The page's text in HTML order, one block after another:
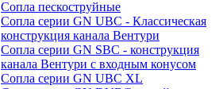
Сопла пескоструйные
Сопла серии GN UBC - Классическая
конструкция канала Вентури
Сопла серии GN SBC - конструкция
канала Вентури c входным конусом
Сопла серии GN UBC XL